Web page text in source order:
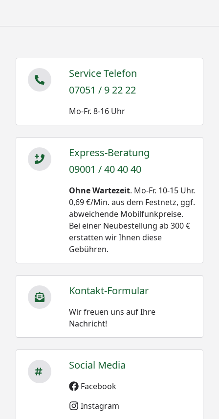
Service Telefon
07051 / 9 22 22
Mo-Fr. 8-16 Uhr
Express-Beratung
09001 / 40 40 40
Ohne Wartezeit. Mo-Fr. 10-15 Uhr.
0,69 €/Min. aus dem Festnetz, ggf.
abweichende Mobilfunkpreise.
Bei einer Neubestellung ab 300 €
erstatten wir Ihnen diese
Gebühren.
Kontakt-Formular
Wir freuen uns auf Ihre
Nachricht!
Social Media
Facebook
Instagram